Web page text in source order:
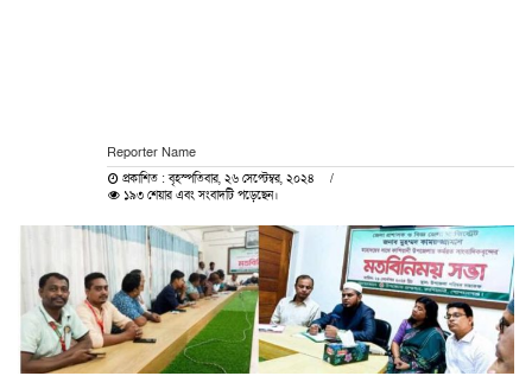
Reporter Name
প্রকাশিত : বৃহস্পতিবার, ২৬ সেপ্টেম্বর, ২০২৪
১৯৩ শেয়ার এবং সংবাদটি পড়েছেন।